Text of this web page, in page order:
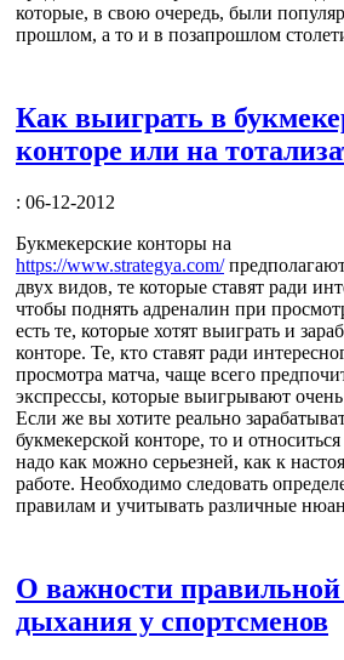
которые, в свою очередь, были
прошлом, а то и в позапрошлом
Как выиграть в
конторе или на
: 06-12-2012
Букмекерские конторы на
https://www.strategya.com/
двух видов, те которые ставят ради
чтобы поднять адреналин при
есть те, которые хотят выиграть и
конторе. Те, кто ставят ради
просмотра матча, чаще всего
экспрессы, которые выигрывают очень
Если же вы хотите реально
букмекерской конторе, то и
надо как можно серьезней, как к
работе. Необходимо следовать
правилам и учитывать различные
О важности правильной
дыхания у спортсменов